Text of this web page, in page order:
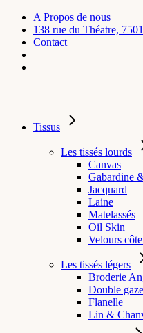
A Propos de nous
138 rue du Théatre,
Contact
Tissus
Les tissés lourds
Canvas
Gabardine
Jacquard
Laine
Matelassés
Oil Skin
Velours
Les tissés légers
Broderie
Double
Flanelle
Lin &